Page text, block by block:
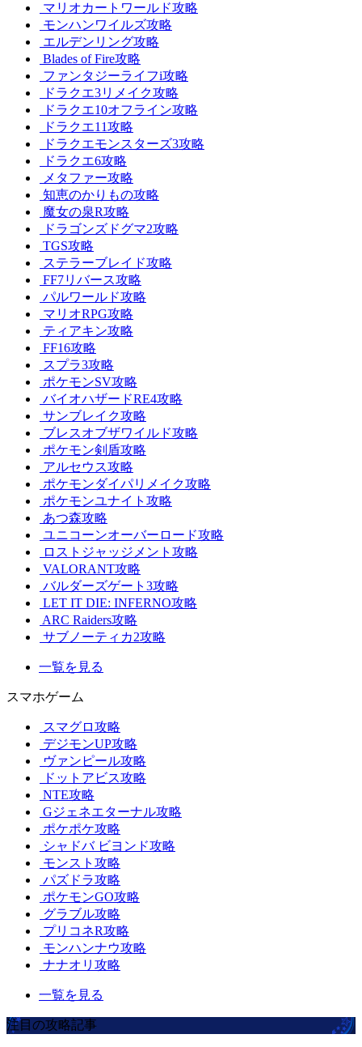
マリオカートワールド攻略
モンハンワイルズ攻略
エルデンリング攻略
Blades of Fire攻略
ファンタジーライフi攻略
ドラクエ3リメイク攻略
ドラクエ10オフライン攻略
ドラクエ11攻略
ドラクエモンスターズ3攻略
ドラクエ6攻略
メタファー攻略
知恵のかりもの攻略
魔女の泉R攻略
ドラゴンズドグマ2攻略
TGS攻略
ステラーブレイド攻略
FF7リバース攻略
パルワールド攻略
マリオRPG攻略
ティアキン攻略
FF16攻略
スプラ3攻略
ポケモンSV攻略
バイオハザードRE4攻略
サンブレイク攻略
ブレスオブザワイルド攻略
ポケモン剣盾攻略
アルセウス攻略
ポケモンダイパリメイク攻略
ポケモンユナイト攻略
あつ森攻略
ユニコーンオーバーロード攻略
ロストジャッジメント攻略
VALORANT攻略
バルダーズゲート3攻略
LET IT DIE: INFERNO攻略
ARC Raiders攻略
サブノーティカ2攻略
一覧を見る
スマホゲーム
スマグロ攻略
デジモンUP攻略
ヴァンピール攻略
ドットアビス攻略
NTE攻略
Gジェネエターナル攻略
ポケポケ攻略
シャドバ ビヨンド攻略
モンスト攻略
パズドラ攻略
ポケモンGO攻略
グラブル攻略
プリコネR攻略
モンハンナウ攻略
ナナオリ攻略
一覧を見る
注目の攻略記事